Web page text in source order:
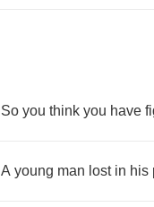
So you think you have
A young man lost in his